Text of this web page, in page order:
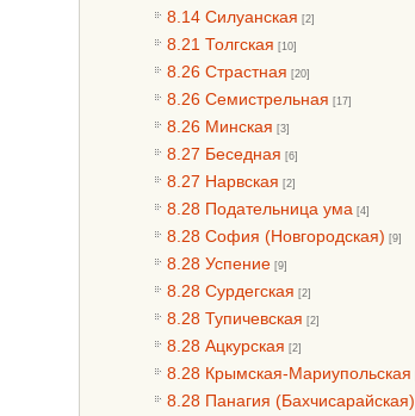
8.14 Силуанская [2]
8.21 Толгская [10]
8.26 Страстная [20]
8.26 Семистрельная [17]
8.26 Минская [3]
8.27 Беседная [6]
8.27 Нарвская [2]
8.28 Подательница ума [4]
8.28 София (Новгородская) [9]
8.28 Успение [9]
8.28 Сурдегская [2]
8.28 Тупичевская [2]
8.28 Ацкурская [2]
8.28 Крымская-Мариупольская
8.28 Панагия (Бахчисарайская)